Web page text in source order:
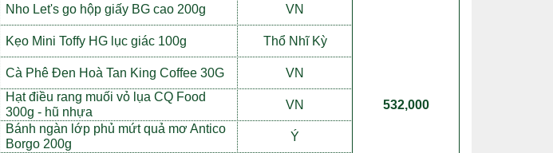
Nho Let's go hộp giấy BG cao 200g VN
532,000
Kẹo Mini Toffy HG lục giác 100g ThổNhĩKỳ
Cà Phê Đen Hoà Tan King Coffee 30G VN
Hạt điều rang muối vỏ ụa CQ Food
300g - hũ nhựa
VN
Bánh ngàn lớp phủ mứt quả mơ Antico
Borgo 200g
Ý